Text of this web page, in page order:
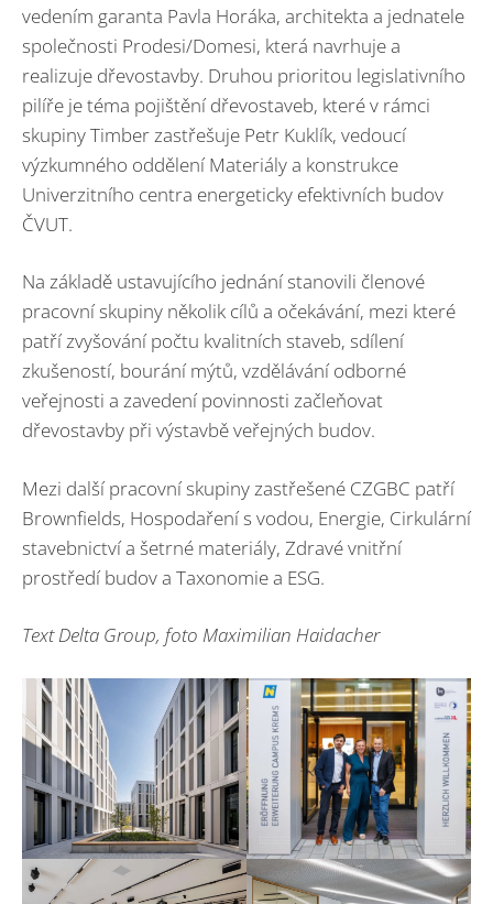
vedením garanta Pavla Horáka, architekta a jednatele
společnosti Prodesi/Domesi, která navrhuje a
realizuje dřevostavby. Druhou prioritou legislativního
pilíře je téma pojištění dřevostaveb, které v rámci
skupiny Timber zastřešuje Petr Kuklík, vedoucí
výzkumného oddělení Materiály a konstrukce
Univerzitního centra energeticky efektivních budov
ČVUT.
Na základě ustavujícího jednání stanovili členové
pracovní skupiny několik cílů a očekávání, mezi které
patří zvyšování počtu kvalitních staveb, sdílení
zkušeností, bourání mýtů, vzdělávání odborné
veřejnosti a zavedení povinnosti začleňovat
dřevostavby při výstavbě veřejných budov.
Mezi další pracovní skupiny zastřešené CZGBC patří
Brownfields, Hospodaření s vodou, Energie, Cirkulární
stavebnictví a šetrné materiály, Zdravé vnitřní
prostředí budov a Taxonomie a ESG.
Text Delta Group, foto Maximilian Haidacher